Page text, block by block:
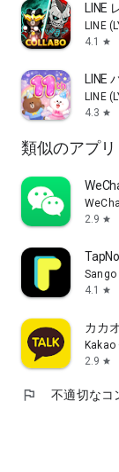
LINE
LINE
4.1
star
LINE
LINE
4.3 star
類似のアプリ
2.9 star
Sango
4.1
star
カカ
Kakao
2.9 star
flag 不適切なコ